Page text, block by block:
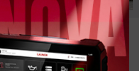
07/2006 1360cc kfu
non parte errore
p0353 p0354